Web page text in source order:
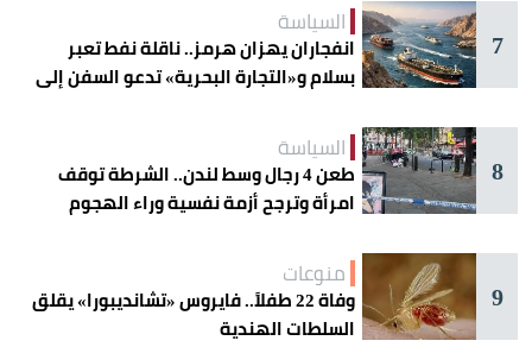
7
السياسة
انفجاران يهزان هرمز.. ناقلة نفط تعبر
بسلام و«التجارة البحرية» تدعو السفن إلى
8
السياسة
طعن 4 رجال وسط لندن.. الشرطة توقف
امرأة وترجح أزمة نفسية وراء الهجوم
9
منوعات
وفاة 22 طفلاً.. فايروس «تشانديبورا» يقلق
السلطات الهندية